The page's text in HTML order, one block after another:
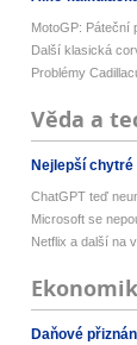
MotoGP: Páteční
Další klasická
Problémy
Věda a
Nejlepší
ChatGPT teď
Microsoft se
Netflix a další na
Daňové